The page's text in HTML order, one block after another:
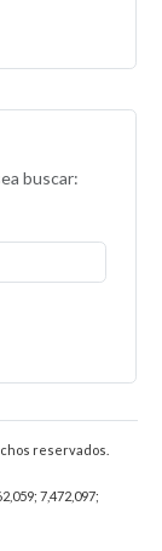
buscar:
reservados.
7,472,097;